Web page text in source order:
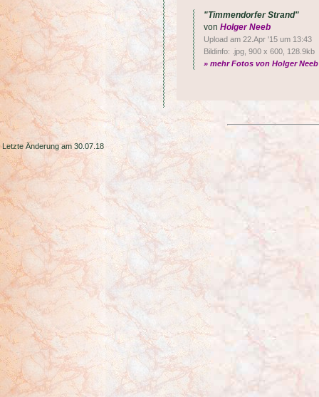
"Timmendorfer Strand"
von Holger Neeb
Upload am 22.Apr '15 um 13:43
Bildinfo: .jpg, 900 x 600, 128.9kb
» mehr Fotos von Holger Neeb
Letzte Änderung am 30.07.18